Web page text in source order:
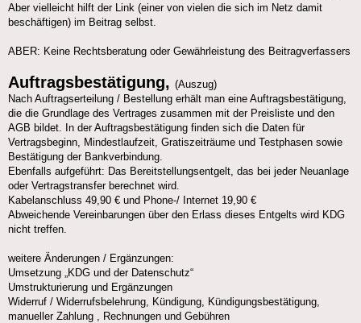
Aber vielleicht hilft der Link (einer von vielen die sich im Netz damit
beschäftigen) im Beitrag selbst.
ABER: Keine Rechtsberatung oder Gewährleistung des Beitragverfassers
Auftragsbestätigung, (Auszug)
Nach Auftragserteilung / Bestellung erhält man eine Auftragsbestätigung,
die die Grundlage des Vertrages zusammen mit der Preisliste und den
AGB bildet. In der Auftragsbestätigung finden sich die Daten für
Vertragsbeginn, Mindestlaufzeit, Gratiszeiträume und Testphasen sowie
Bestätigung der Bankverbindung.
Ebenfalls aufgeführt: Das Bereitstellungsentgelt, das bei jeder Neuanlage
oder Vertragstransfer berechnet wird.
Kabelanschluss 49,90 € und Phone-/ Internet 19,90 €
Abweichende Vereinbarungen über den Erlass dieses Entgelts wird KDG
nicht treffen.
weitere Änderungen / Ergänzungen:
Umsetzung „KDG und der Datenschutz“
Umstrukturierung und Ergänzungen
Widerruf / Widerrufsbelehrung, Kündigung, Kündigungsbestätigung,
manueller Zahlung , Rechnungen und Gebühren